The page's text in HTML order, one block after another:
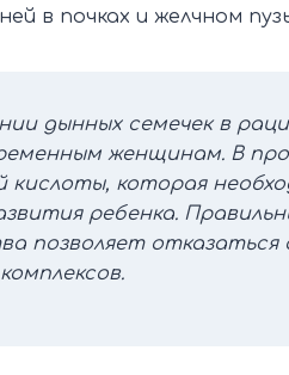
в почках и желчном
дынных семечек в
женщинам. В
кислоты, которая
ребенка.
позволяет